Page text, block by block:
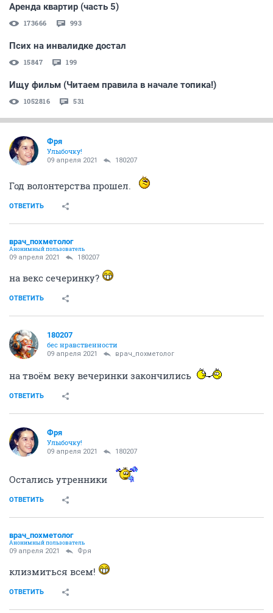
Аренда квартир (часть 5)
173666 993
Псих на инвалидке достал
15847 199
Ищу фильм (Читаем правила в начале топика!)
1052816 531
Фря
Улыбочку!
09 апреля 2021 180207
Год волонтерства прошел.
ОТВЕТИТЬ
врач_похметолог
Анонимный пользователь
09 апреля 2021 180207
на векс сечеринку?
ОТВЕТИТЬ
180207
бес нравственности
09 апреля 2021 врач_похметолог
на твоём веку вечеринки закончились
ОТВЕТИТЬ
Фря
Улыбочку!
09 апреля 2021 180207
Остались утренники
ОТВЕТИТЬ
врач_похметолог
Анонимный пользователь
09 апреля 2021 Фря
клизмиться всем!
ОТВЕТИТЬ